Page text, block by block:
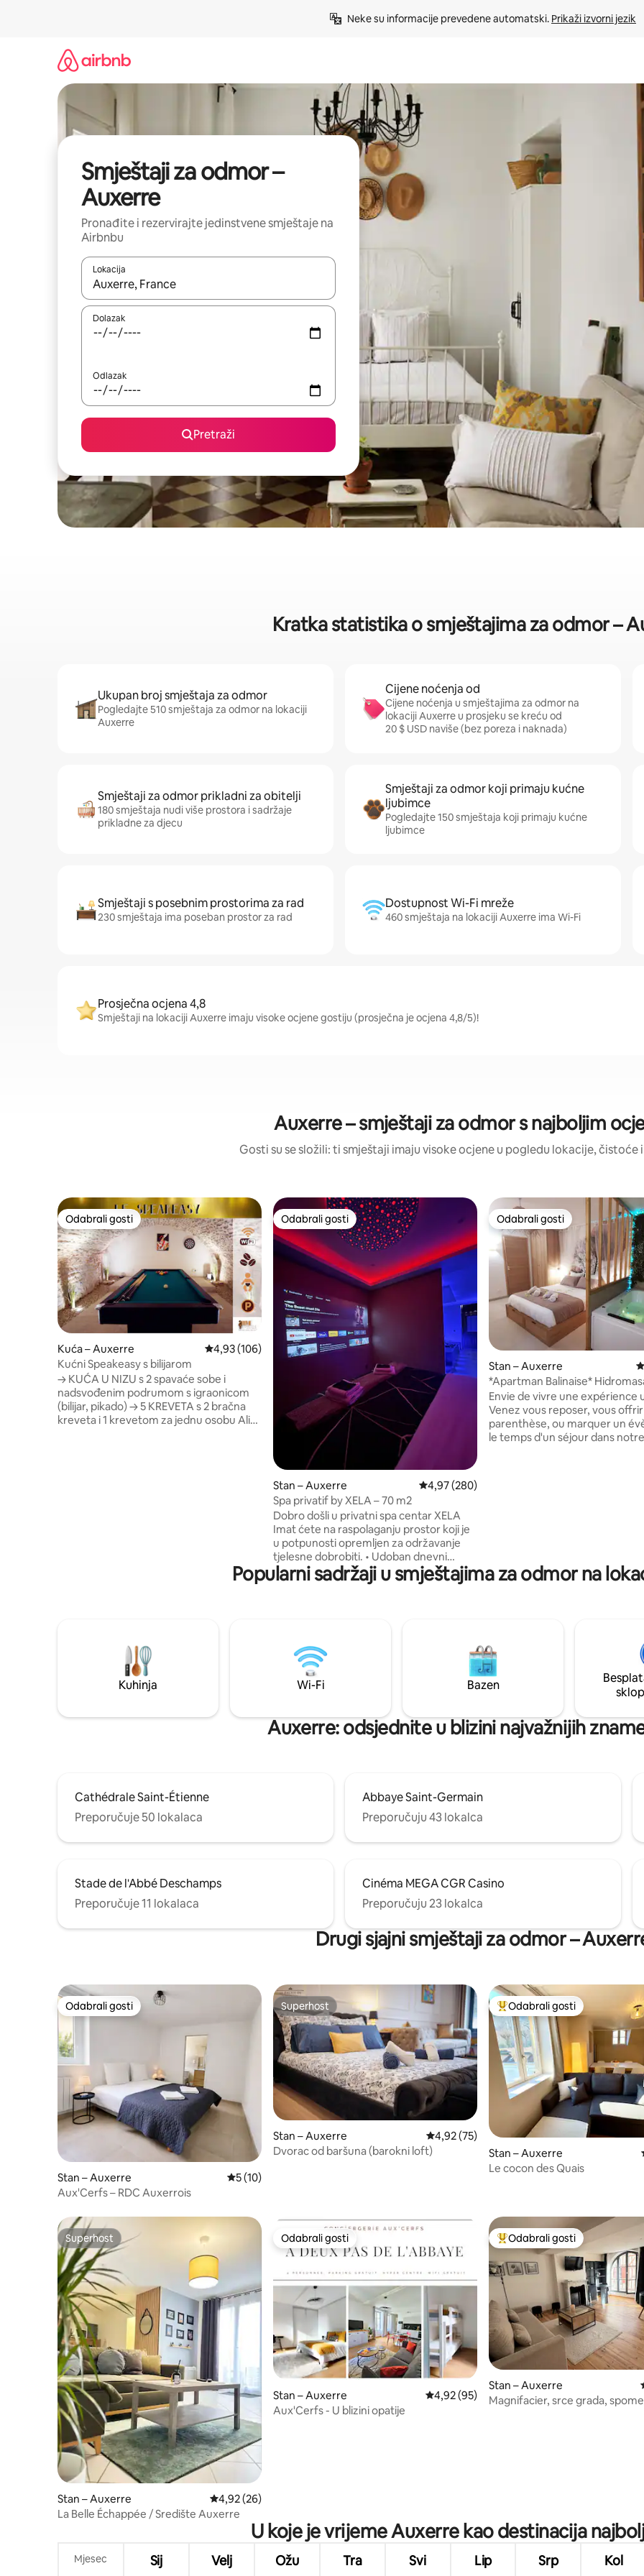
Neke su informacije prevedene automatski. Prikaži izvorni jezik
Smještaji za odmor –
Auxerre
Pronađite i rezervirajte jedinstvene smještaje na
Airbnbu
Lokacija
Kada budu dostupni rezultati, moći ćete ih pregledati koristeći se strelicama prema gore i prema dolje, kao i dodirom ili
Dolazak
Odlazak
Pretraži
Kratka statistika o smještajima za odmor –
Ukupan broj smještaja za odmor
Pogledajte 510 smještaja za odmor na lokaciji
Auxerre
Cijene noćenja od
Cijene noćenja u smještajima za odmor na
lokaciji Auxerre u prosjeku se kreću od
20 $ USD naviše (bez poreza i naknada)
Smještaji za odmor prikladni za obitelji
180 smještaja nudi više prostora i sadržaje
prikladne za djecu
Smještaji za odmor koji primaju kućne
ljubimce
Pogledajte 150 smještaja koji primaju kućne
ljubimce
Smještaji s posebnim prostorima za rad
230 smještaja ima poseban prostor za rad
Dostupnost Wi-Fi mreže
460 smještaja na lokaciji Auxerre ima Wi-Fi
Prosječna ocjena 4,8
Smještaji na lokaciji Auxerre imaju visoke ocjene gostiju (prosječna je ocjena 4,8/5)!
Auxerre – smještaji za odmor s najboljim
Gosti su se složili: ti smještaji imaju visoke ocjene u pogledu lokacije, čistoće
Odabrali gosti
Odabrali gosti
Kuća – Auxerre Prosječna ocjena: 4,93/5, recenzija: 106
4,93 (106)
Kućni Speakeasy s bilijarom
→ KUĆA U NIZU s 2 spavaće sobe i
nadsvođenim podrumom s igraonicom
(bilijar, pikado) → 5 KREVETA s 2 bračna
kreveta i 1 krevetom za jednu osobu Ali
Odabrali gosti
Odabrali gosti
Stan – Auxerre Prosječna ocjena: 4,97/5, recenzija: 280
4,97 (280)
Spa privatif by XELA – 70 m2
Dobro došli u privatni spa centar XELA
Imat ćete na raspolaganju prostor koji je
u potpunosti opremljen za održavanje
tjelesne dobrobiti. • Udoban dnevni
boravak s električnim kaminom,
televizorom i dvije udobne fotelje. •
krevetić i stolica za hranjenje dostupni su
na zahtjev. Dolazak: od 16:00, 100 %
samostalno. Odlazak: gosti moraju
napustiti smještaj do 11:00.
Odabrali gosti
Odabrali gosti
Stan – Auxerre
*Apartman Balinaise*
– Netflix – Wi-Fi
Envie de vivre une expérience
Venez vous reposer, vous
parenthèse, ou marquer un
le temps d'un séjour dans
Popularni sadržaji u smještajima za odmor na
Kuhinja Wi-Fi Bazen
Auxerre: odsjednite u blizini najvažnijih
Cathédrale Saint-Étienne
Preporučuje 50 lokalaca
Abbaye Saint-Germain
Preporučuju 43 lokalca
Stade de l'Abbé Deschamps
Preporučuje 11 lokalaca
Cinéma MEGA CGR Casino
Preporučuju 23 lokalca
Drugi sjajni smještaji za odmor –
Odabrali gosti
Odabrali gosti
Stan – Auxerre Prosječna ocjena: 5/5, recenzija: 10
5 (10)
Aux'Cerfs – RDC Auxerrois
Superhost
Superhost
Stan – Auxerre Prosječna ocjena: 4,92/5, recenzija: 75
4,92 (75)
Dvorac od baršuna (barokni loft)
Među najviše rangiranima s
Odabrali gosti
Stan – Auxerre
Le cocon des Quais
Superhost
Superhost
Stan – Auxerre Prosječna ocjena: 4,92/5, recenzija: 26
4,92 (26)
La Belle Échappée / Središte Auxerre
Odabrali gosti
Odabrali gosti
Stan – Auxerre Prosječna ocjena: 4,92/5, recenzija: 95
4,92 (95)
Aux'Cerfs - U blizini opatije
Među najviše rangiranima s
Odabrali gosti
Stan – Auxerre
Magnifacier, srce grada,
U koje je vrijeme Auxerre kao destinacija
Mjesec Sij Velj Ožu Tra Svi Lip Srp Kol